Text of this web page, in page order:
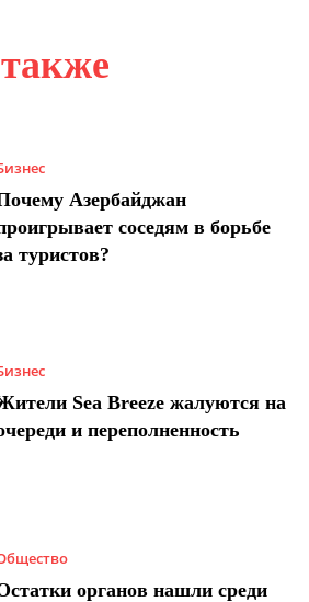
Азербайджан
соседям в борьбе
туристов?
Sea Breeze жалуются на
и переполненность
органов нашли среди